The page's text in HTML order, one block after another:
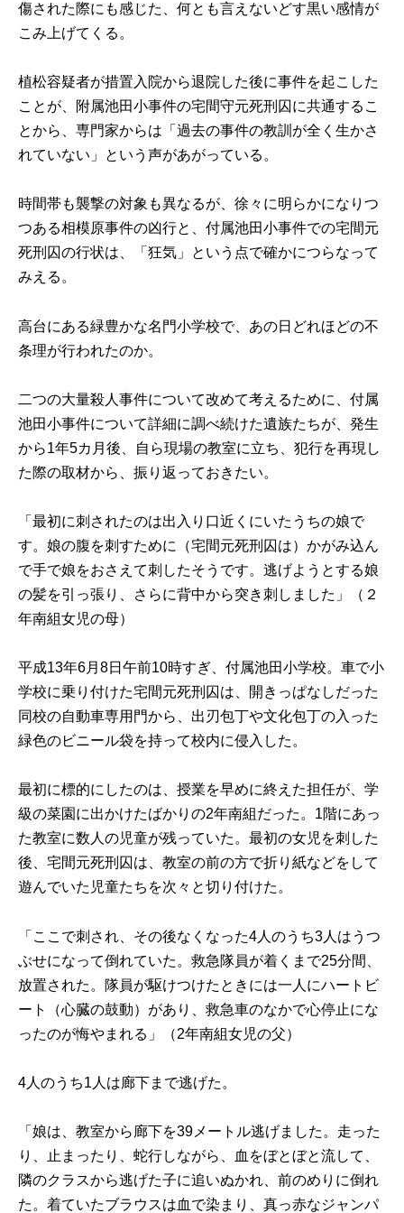
傷された際にも感じた、何とも言えないどす黒い感情が
こみ上げてくる。
植松容疑者が措置入院から退院した後に事件を起こした
ことが、附属池田小事件の宅間守元死刑囚に共通するこ
とから、専門家からは「過去の事件の教訓が全く生かさ
れていない」という声があがっている。
時間帯も襲撃の対象も異なるが、徐々に明らかになりつ
つある相模原事件の凶行と、付属池田小事件での宅間元
死刑囚の行状は、「狂気」という点で確かにつらなって
みえる。
高台にある緑豊かな名門小学校で、あの日どれほどの不
条理が行われたのか。
二つの大量殺人事件について改めて考えるために、付属
池田小事件について詳細に調べ続けた遺族たちが、発生
から1年5カ月後、自ら現場の教室に立ち、犯行を再現し
た際の取材から、振り返っておきたい。
「最初に刺されたのは出入り口近くにいたうちの娘で
す。娘の腹を刺すために（宅間元死刑囚は）かがみ込ん
で手で娘をおさえて刺したそうです。逃げようとする娘
の髪を引っ張り、さらに背中から突き刺しました」（２
年南組女児の母）
平成13年6月8日午前10時すぎ、付属池田小学校。車で小
学校に乗り付けた宅間元死刑囚は、開きっぱなしだった
同校の自動車専用門から、出刃包丁や文化包丁の入った
緑色のビニール袋を持って校内に侵入した。
最初に標的にしたのは、授業を早めに終えた担任が、学
級の菜園に出かけたばかりの2年南組だった。1階にあっ
た教室に数人の児童が残っていた。最初の女児を刺した
後、宅間元死刑囚は、教室の前の方で折り紙などをして
遊んでいた児童たちを次々と切り付けた。
「ここで刺され、その後なくなった4人のうち3人はうつ
ぶせになって倒れていた。救急隊員が着くまで25分間、
放置された。隊員が駆けつけたときには一人にハートビ
ート（心臓の鼓動）があり、救急車のなかで心停止にな
ったのが悔やまれる」（2年南組女児の父）
4人のうち1人は廊下まで逃げた。
「娘は、教室から廊下を39メートル逃げました。走った
り、止まったり、蛇行しながら、血をぼとぼと流して、
隣のクラスから逃げた子に追いぬかれ、前のめりに倒れ
た。着ていたブラウスは血で染まり、真っ赤なジャンパ